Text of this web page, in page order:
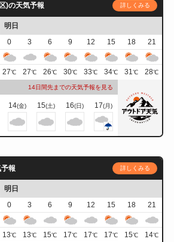
)の天気予報 詳しくみる
明日
0 3 6 9 12 15 18
21
27℃ 27℃ 26℃ 30℃ 33℃ 34℃ 31℃ 28℃
14日間先までの天気予報を見る
14(金) 15(土) 16(日) 17(月)
報 詳しくみる
明日
0 3 6 9 12 15 18
21
13℃ 13℃ 15℃ 17℃ 17℃ 17℃ 15℃ 14℃